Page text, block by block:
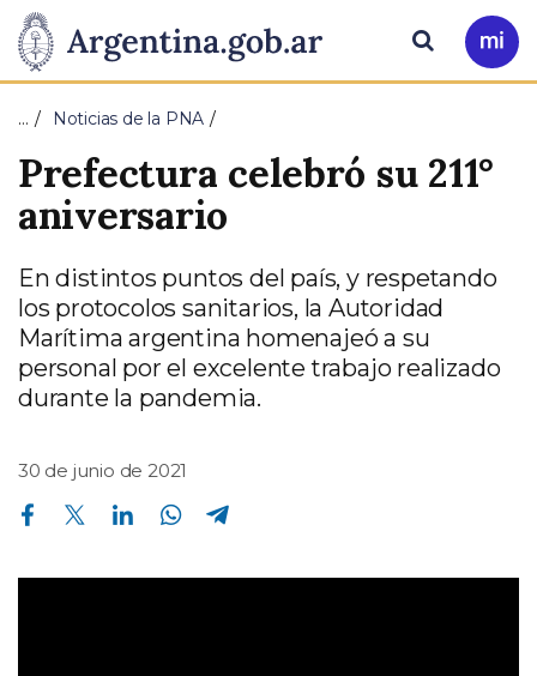
Presidencia
de
la
Nación
Pasar al contenido principal
Ir
a
Buscar
… Noticias de la PNA
Prefectura celebró su 211°
aniversario
En distintos puntos del país, y respetando
los protocolos sanitarios, la Autoridad
Marítima argentina homenajeó a su
personal por el excelente trabajo realizado
durante la pandemia.
30 de junio de 2021
Compartir en Facebook Compartir en Twitter Compartir en Linkedin Compartir en Whatsapp